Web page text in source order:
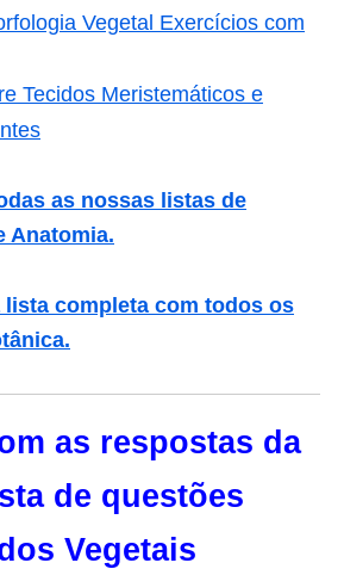
Vegetal Exercícios com
Tecidos Meristemáticos e
as nossas listas de
Anatomia.
lista completa com todos os
as respostas da
de questões
Vegetais